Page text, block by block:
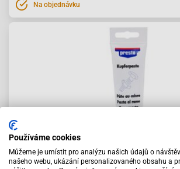
Na objednávku
Používáme cookies
Můžeme je umístit pro analýzu našich údajů o
našeho webu, ukázání personalizovaného obsahu a